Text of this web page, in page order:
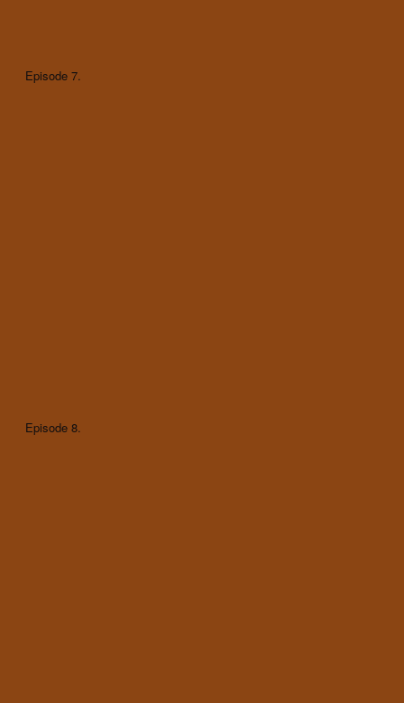
Episode 7.
Episode 8.